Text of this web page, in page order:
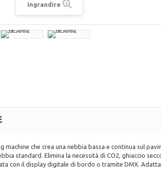
Ingrandire
machine che crea una nebbia bassa e continua sul
standard. Elimina la necessità di CO2, ghiaccio
con il display digitale di bordo o tramite DMX.